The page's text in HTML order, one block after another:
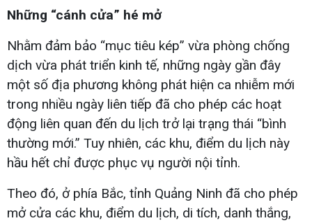
Những “cánh cửa” hé mở
Nhằm đảm bảo “mục tiêu kép” vừa phòng chống
dịch vừa phát triển kinh tế, những ngày gần đây
một số địa phương không phát hiện ca nhiễm mới
trong nhiều ngày liên tiếp đã cho phép các hoạt
động liên quan đến du lịch trở lại trạng thái “bình
thường mới.” Tuy nhiên, các khu, điểm du lịch này
hầu hết chỉ được phục vụ người nội tỉnh.
Theo đó, ở phía Bắc, tỉnh Quảng Ninh đã cho phép
mở cửa các khu, điểm du lịch, di tích, danh thắng,